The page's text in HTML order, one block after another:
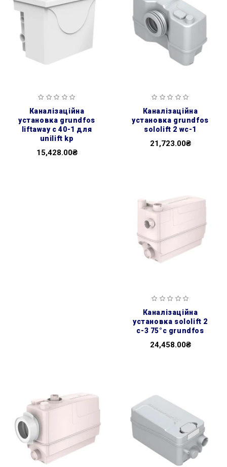
каналізаційна
установка grundfos
liftaway c 40-1 для
unilift kp
15,428.00₴
каналізаційна
установка grundfos
sololift 2 wc-1
21,723.00₴
каналізаційна
установка sololift 2
c-3 75°c grundfos
24,458.00₴